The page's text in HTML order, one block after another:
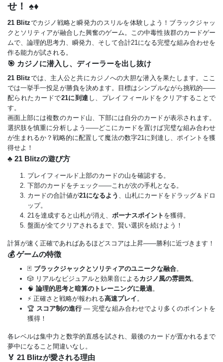
せ！ ♠️♦️
21 Blitzでカジノ戦略と瞬発力のスリルを体験しよう！ブラックジャッ
クとソリティアが融合した興奮のゲーム。この中毒性抜群のカードゲー
ムで、論理的思考力、瞬発力、そして合計21になる完璧な組み合わせを
作る能力が試される。
🎯 カジノに潜入し、ディーラーを出し抜け
21 Blitzでは、主人公と共にカジノへの大胆な潜入を果たします。ここ
では一挙手一投足が勝負を決めます。目標はシンプルながら挑戦的——
配られたカードで21に到達 し、プレイフィールドをクリアすることで
す。
画面上部には複数のカード山、下部には自分のカードが表示されます。
選択肢を慎重に分析しよう——どこにカードを置けば完璧な組み合わせ
が生まれるか？戦略的に配置して魔法の数字21に到達し、ポイントを獲
得せよ！
♣️ 21 Blitzの遊び方
プレイフィールド上部のカードの山を確認する。
下部のカードをチェック——これが次の手札となる。
カードの合計値が21になるよう
、山札にカードをドラッグ＆ドロ
ップ。
21を達成すると山札が消え、 ボーナスポイント を獲得。
盤面が全てクリアされるまで、賢い選択を続けよう！
計算が速く正確であればあるほどスコアは上昇——勝利に近づきます！
💰 ゲームの特徴
🃏 ブラックジャックとソリティアのユニークな融合。
🎲 リアルなビジュアルと効果音によるカジノ風の雰囲気。
🧠 論理的思考と暗算のトレーニングに最適。
⚡ 正確さと戦略が報われる高速プレイ 。
🏆 スコア制の進行 — 完璧な組み合わせでより多くのポイントを
獲得！
各レベルは集中力と数学的直感を試され、最後のカードが置かれるまで
夢中になること間違いなし。
🏅 21 Blitzが愛される理由